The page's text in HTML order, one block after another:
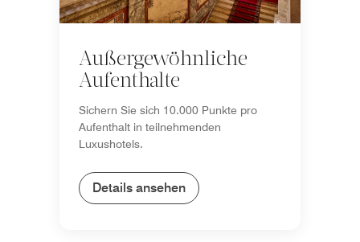
Außergewöhnliche
Aufenthalte
Sichern Sie sich 10.000 Punkte pro
Aufenthalt in teilnehmenden
Luxushotels.
Details ansehen